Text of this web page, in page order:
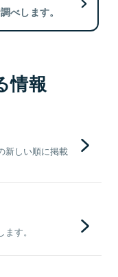
べします。
情報
新しい順に掲載
す。